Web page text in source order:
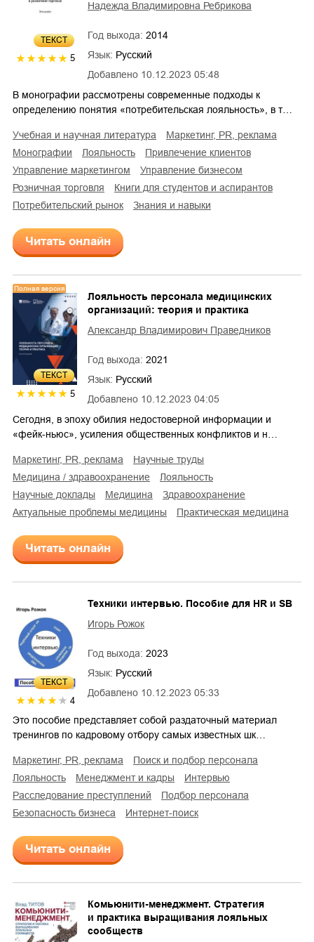
ТЕКСТ
5
Добавлено 10.12.2023 05:48
Надежда Владимировна Ребрикова
Год выхода: 2014
Язык: Русский
В монографии рассмотрены современные подходы к
определению понятия «потребительская лояльность», в т…
учебная и научная литература
маркетинг, PR, реклама
монографии
лояльность
привлечение клиентов
управление маркетингом
управление бизнесом
розничная торговля
книги для студентов и аспирантов
потребительский рынок
знания и навыки
Читать онлайн
ТЕКСТ
Полная версия
5 Добавлено 10.12.2023 04:05
Лояльность персонала медицинских
организаций: теория и практика
Александр Владимирович Праведников
Год выхода: 2021
Язык: Русский
Сегодня, в эпоху обилия недостоверной информации и
«фейк-ньюс», усиления общественных конфликтов и н…
маркетинг, PR, реклама
научные труды
медицина / здравоохранение
лояльность
научные доклады
медицина
здравоохранение
актуальные проблемы медицины
практическая медицина
Читать онлайн
ТЕКСТ
4
Добавлено 10.12.2023 05:33
Техники интервью. Пособие для HR и SB
Игорь Рожок
Год выхода: 2023
Язык: Русский
Это пособие представляет собой раздаточный материал
тренингов по кадровому отбору самых известных шк…
маркетинг, PR, реклама
поиск и подбор персонала
лояльность
менеджмент и кадры
интервью
расследование преступлений
подбор персонала
безопасность бизнеса
интернет-поиск
Читать онлайн
Комьюнити-менеджмент. Стратегия
и практика выращивания лояльных
сообществ